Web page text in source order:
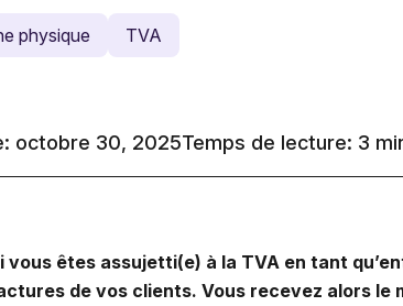
physique TVA
octobre 30, 2025Temps de lecture: 3
vous êtes assujetti(e) à la TVA en tant
de vos clients. Vous recevez alors le